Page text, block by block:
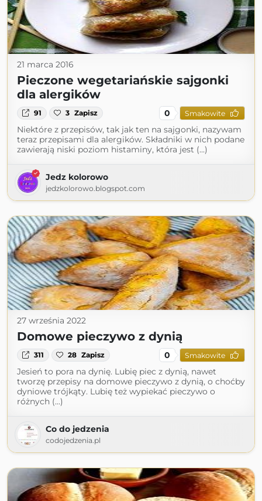
21 marca 2016
Pieczone wegetariańskie sajgonki
dla alergików
91 3 Zapisz 0 Smakowite
Niektóre z przepisów, tak jak ten na sajgonki, nazywam
teraz przepisami dla alergików. Składniki w nich podane
zawierają niski poziom histaminy, która jest (...)
Jedz kolorowo
jedzkolorowo.blogspot.com
27 września 2022
Domowe pieczywo z dynią
311 28 Zapisz 0 Smakowite
Jesień to pora na dynię. Lubię piec z dynią, nawet
tworzę przepisy na domowe pieczywo z dynią, o choćby
dyniowe trójkąty. Lubię też wypiekać pieczywo o
różnych (...)
Co do jedzenia
codojedzenia.pl